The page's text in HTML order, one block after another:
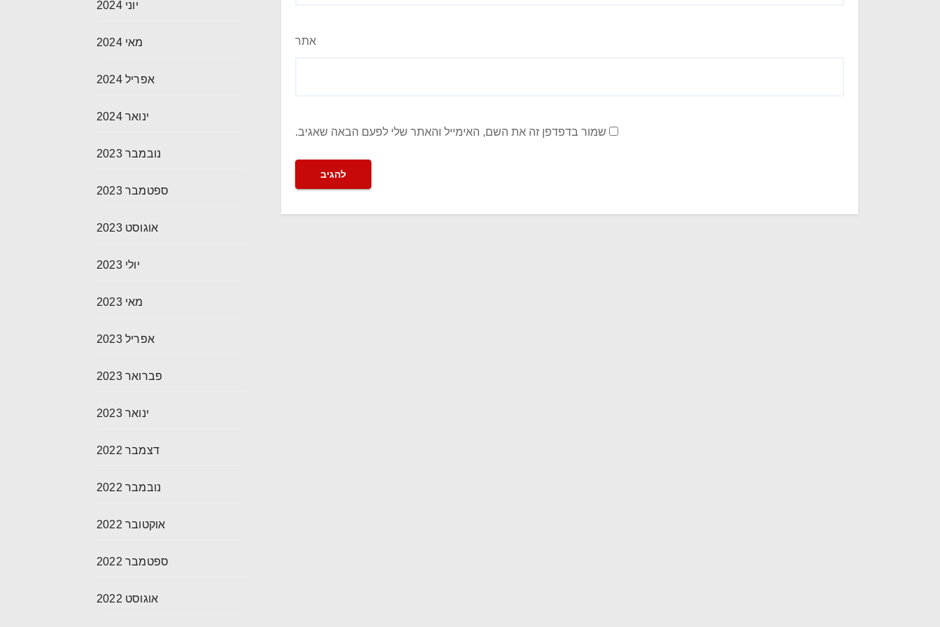
אתר
שמור בדפדפן זה את השם, האימייל והאתר שלי לפעם הבאה שאגיב.
יוני 2024
מאי 2024
אפריל 2024
ינואר 2024
נובמבר 2023
ספטמבר 2023
אוגוסט 2023
יולי 2023
מאי 2023
אפריל 2023
פברואר 2023
ינואר 2023
דצמבר 2022
נובמבר 2022
אוקטובר 2022
ספטמבר 2022
אוגוסט 2022